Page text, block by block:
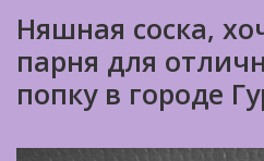
Няшная соска,
парня для
попку в городе